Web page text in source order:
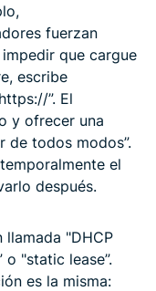
fuerzan
que cargue
escribe
”. El
y ofrecer una
de todos modos”.
el
después.
"DHCP
o "static lease”.
es la misma: